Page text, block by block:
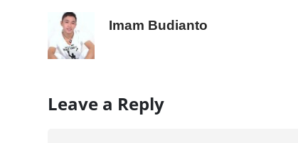
Imam Budianto
Leave a Reply